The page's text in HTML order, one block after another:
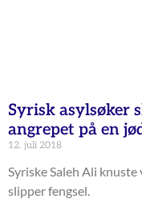
Syrisk asylsøker
angrepet på en
12. juli 2018
Syriske Saleh Ali
slipper fengsel.